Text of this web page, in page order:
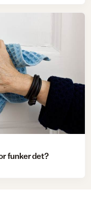
funker det?